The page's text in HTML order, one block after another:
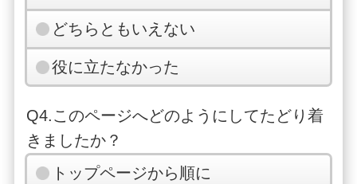
どちらともいえない
役に立たなかった
Q4.このページへどのようにしてたどり着
きましたか？
トップページから順に